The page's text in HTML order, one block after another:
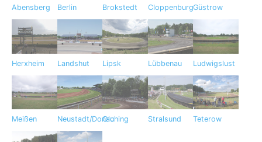
Abensberg Berlin Brokstedt CloppenburgGüstrow
Herxheim Landshut Lipsk Lübbenau Ludwigslust
Meißen Neustadt/DonauOlching Stralsund Teterow